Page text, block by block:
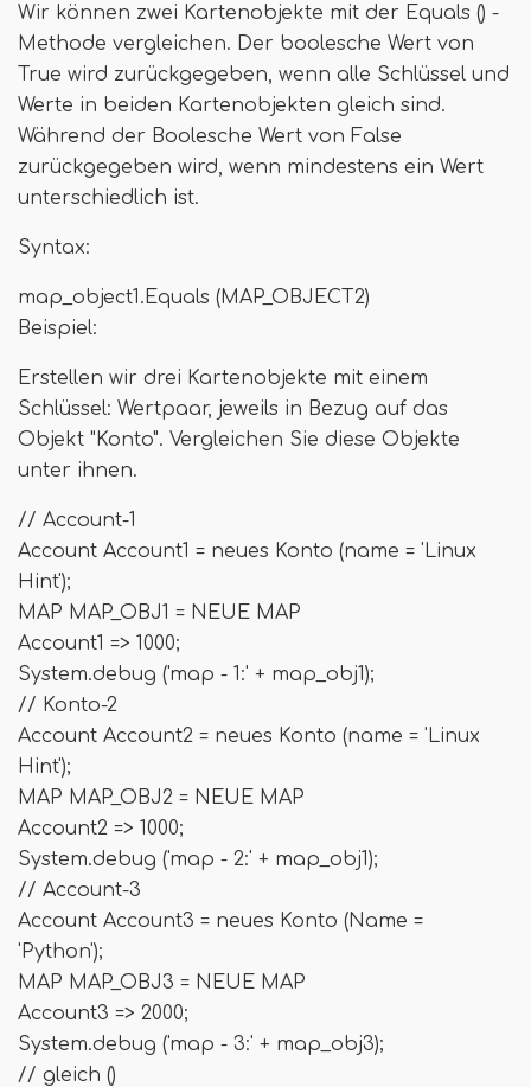
Wir können zwei Kartenobjekte mit der Equals () -
Methode vergleichen. Der boolesche Wert von
True wird zurückgegeben, wenn alle Schlüssel und
Werte in beiden Kartenobjekten gleich sind.
Während der Boolesche Wert von False
zurückgegeben wird, wenn mindestens ein Wert
unterschiedlich ist.
Syntax:
map_object1.Equals (MAP_OBJECT2)
Beispiel:
Erstellen wir drei Kartenobjekte mit einem
Schlüssel: Wertpaar, jeweils in Bezug auf das
Objekt "Konto". Vergleichen Sie diese Objekte
unter ihnen.
// Account-1
Account Account1 = neues Konto (name = 'Linux
Hint');
MAP MAP_OBJ1 = NEUE MAP
Account1 => 1000;
System.debug ('map - 1:' + map_obj1);
// Konto-2
Account Account2 = neues Konto (name = 'Linux
Hint');
MAP MAP_OBJ2 = NEUE MAP
Account2 => 1000;
System.debug ('map - 2:' + map_obj1);
// Account-3
Account Account3 = neues Konto (Name =
'Python');
MAP MAP_OBJ3 = NEUE MAP
Account3 => 2000;
System.debug ('map - 3:' + map_obj3);
// gleich ()